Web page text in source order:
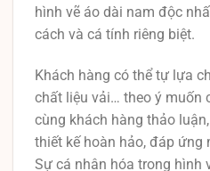
hình vẽ áo dài nam độc
cách và cá tính riêng biệt.
Khách hàng có thể tự lựa
chất liệu vải… theo ý muốn
cùng khách hàng thảo
thiết kế hoàn hảo, đáp ứng
Sự cá nhân hóa trong hình